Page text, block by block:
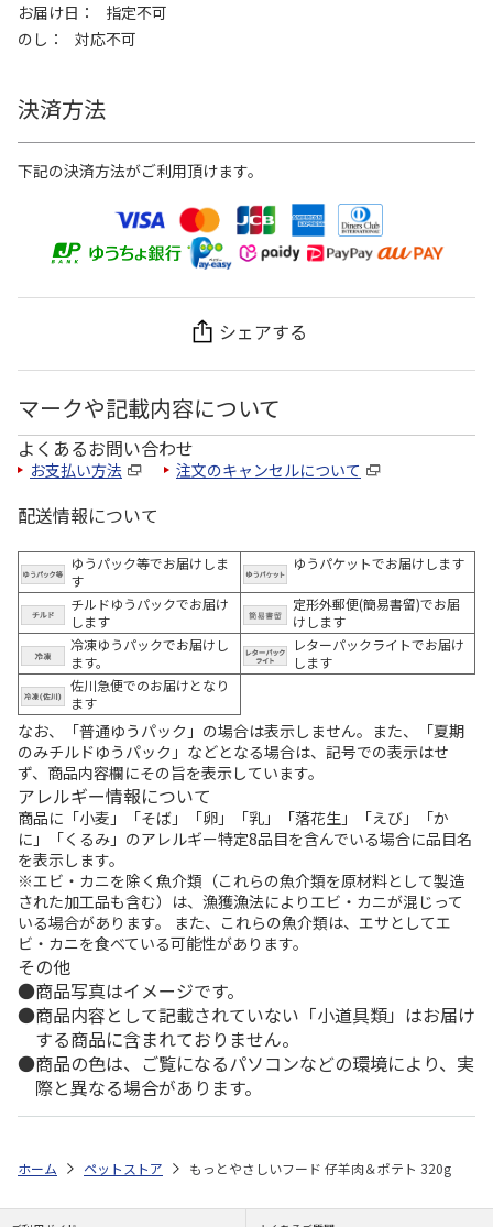
お届け日
指定不可
のし
対応不可
決済方法
下記の決済方法がご利用頂けます。
シェアする
マークや記載内容について
よくあるお問い合わせ
お支払い方法 注文のキャンセルについて
配送情報について
ゆうパック等でお届けしま
す
ゆうパケットでお届けします
チルドゆうパックでお届け
します
定形外郵便(簡易書留)でお届
けします
冷凍ゆうパックでお届けし
ます。
レターパックライトでお届け
します
佐川急便でのお届けとなり
ます
なお、「普通ゆうパック」の場合は表示しません。また、「夏期
のみチルドゆうパック」などとなる場合は、記号での表示はせ
ず、商品内容欄にその旨を表示しています。
アレルギー情報について
商品に「小麦」「そば」「卵」「乳」「落花生」「えび」「か
に」「くるみ」のアレルギー特定8品目を含んでいる場合に品目名
を表示します。
※エビ・カニを除く魚介類（これらの魚介類を原材料として製造
された加工品も含む）は、漁獲漁法によりエビ・カニが混じって
いる場合があります。 また、これらの魚介類は、エサとしてエ
ビ・カニを食べている可能性があります。
その他
商品写真はイメージです。
商品内容として記載されていない「小道具類」はお届け
する商品に含まれておりません。
商品の色は、ご覧になるパソコンなどの環境により、実
際と異なる場合があります。
ホーム ペットストア もっとやさしいフード 仔羊肉＆ポテト 320g